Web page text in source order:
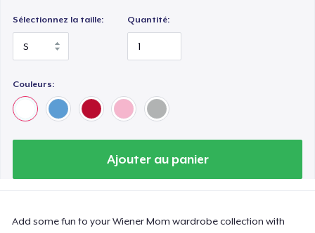
Sélectionnez la taille: Quantité:
Couleurs:
Ajouter au panier
Add some fun to your Wiener Mom wardrobe collection with
33,99 $US
17,99 $US